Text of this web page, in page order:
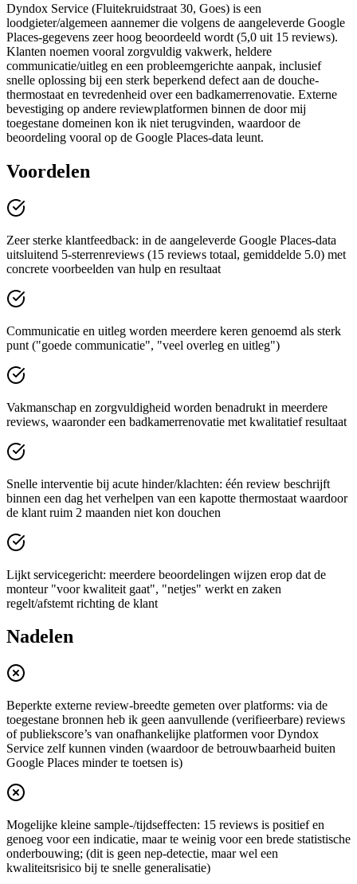
Dyndox Service (Fluitekruidstraat 30, Goes) is een
loodgieter/algemeen aannemer die volgens de aangeleverde Google
Places-gegevens zeer hoog beoordeeld wordt (5,0 uit 15 reviews).
Klanten noemen vooral zorgvuldig vakwerk, heldere
communicatie/uitleg en een probleemgerichte aanpak, inclusief
snelle oplossing bij een sterk beperkend defect aan de douche-
thermostaat en tevredenheid over een badkamer­renovatie. Externe
bevestiging op andere reviewplatformen binnen de door mij
toegestane domeinen kon ik niet terugvinden, waardoor de
beoordeling vooral op de Google Places-data leunt.
Voordelen
Zeer sterke klantfeedback: in de aangeleverde Google Places-data
uitsluitend 5-sterrenreviews (15 reviews totaal, gemiddelde 5.0) met
concrete voorbeelden van hulp en resultaat
Communicatie en uitleg worden meerdere keren genoemd als sterk
punt ("goede communicatie", "veel overleg en uitleg")
Vakmanschap en zorgvuldigheid worden benadrukt in meerdere
reviews, waaronder een badkamerrenovatie met kwalitatief resultaat
Snelle interventie bij acute hinder/klachten: één review beschrijft
binnen een dag het verhelpen van een kapotte thermostaat waardoor
de klant ruim 2 maanden niet kon douchen
Lijkt servicegericht: meerdere beoordelingen wijzen erop dat de
monteur "voor kwaliteit gaat", "netjes" werkt en zaken
regelt/afstemt richting de klant
Nadelen
Beperkte externe review-breedte gemeten over platforms: via de
toegestane bronnen heb ik geen aanvullende (verifieerbare) reviews
of publiekscore’s van onafhankelijke platformen voor Dyndox
Service zelf kunnen vinden (waardoor de betrouwbaarheid buiten
Google Places minder te toetsen is)
Mogelijke kleine sample-/tijdseffecten: 15 reviews is positief en
genoeg voor een indicatie, maar te weinig voor een brede statistische
onderbouwing; (dit is geen nep-detectie, maar wel een
kwaliteitsrisico bij te snelle generalisatie)